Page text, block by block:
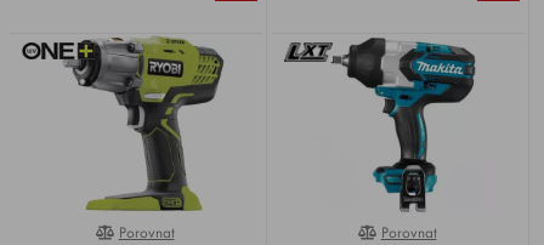
Jedna baterie – celý profesionální ekosystém nářadí.
100%
Porovnat 100%
Porovnat